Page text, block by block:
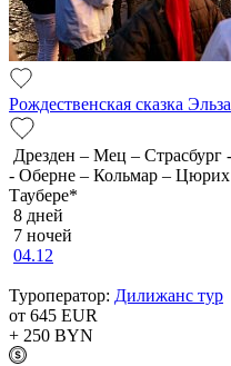
Рождественская сказка
Дрезден – Мец –
- Оберне – Кольмар –
Таубере*
8 дней
7 ночей
04.12
Туроператор: Дилижанс тур
от 645 EUR
+ 250 BYN